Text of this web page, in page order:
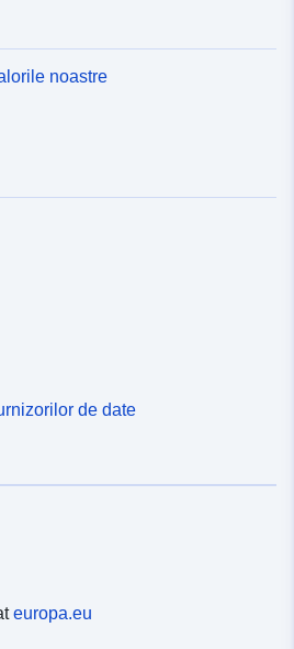
noastre
de date
europa.eu